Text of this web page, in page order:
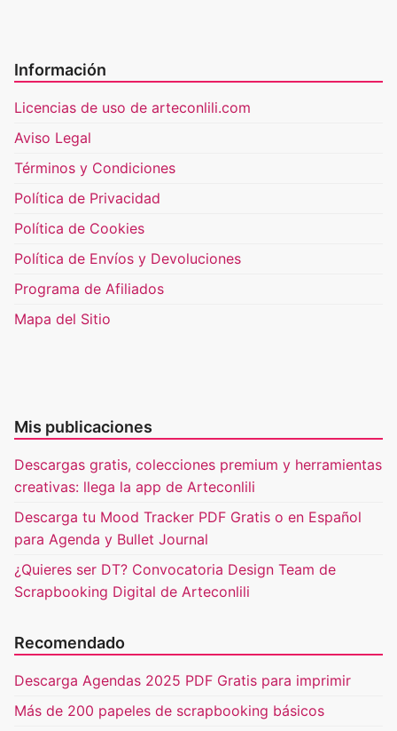
Información
Licencias de uso de arteconlili.com
Aviso Legal
Términos y Condiciones
Política de Privacidad
Política de Cookies
Política de Envíos y Devoluciones
Programa de Afiliados
Mapa del Sitio
Mis publicaciones
Descargas gratis, colecciones premium y herramientas
creativas: llega la app de Arteconlili
Descarga tu Mood Tracker PDF Gratis o en Español
para Agenda y Bullet Journal
¿Quieres ser DT? Convocatoria Design Team de
Scrapbooking Digital de Arteconlili
Recomendado
Descarga Agendas 2025 PDF Gratis para imprimir
Más de 200 papeles de scrapbooking básicos